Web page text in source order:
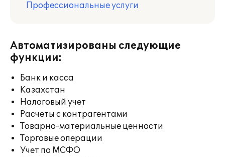
Профессиональные услуги
Автоматизированы следующие
функции:
Банк и касса
Казахстан
Налоговый учет
Расчеты с контрагентами
Товарно-материальные ценности
Торговые операции
Учет по МСФО